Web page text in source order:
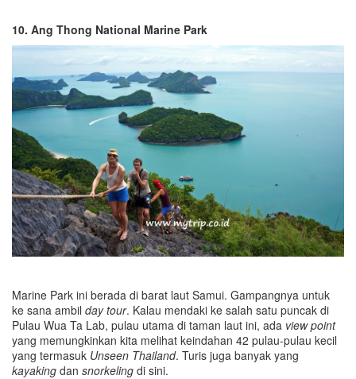
10. Ang Thong National Marine Park
Marine Park ini berada di barat laut Samui. Gampangnya untuk
ke sana ambil day tour. Kalau mendaki ke salah satu puncak di
Pulau Wua Ta Lab, pulau utama di taman laut ini, ada view point
yang memungkinkan kita melihat keindahan 42 pulau-pulau kecil
yang termasuk Unseen Thailand. Turis juga banyak yang
kayaking dan snorkeling di sini.